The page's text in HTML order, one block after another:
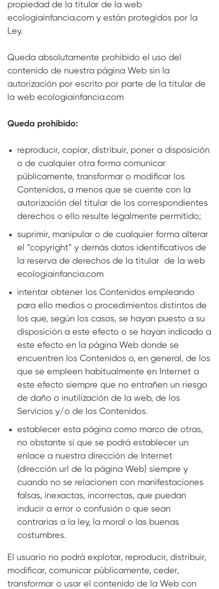
propiedad de la titular de la web
ecologiainfancia.com y están protegidos por la
Ley.
Queda absolutamente prohibido el uso del
contenido de nuestra página Web sin la
autorización por escrito por parte de la titular de
la web ecologiainfancia.com
Queda prohibido:
reproducir, copiar, distribuir, poner a disposición
o de cualquier otra forma comunicar
públicamente, transformar o modificar los
Contenidos, a menos que se cuente con la
autorización del titular de los correspondientes
derechos o ello resulte legalmente permitido;
suprimir, manipular o de cualquier forma alterar
el “copyright” y demás datos identificativos de
la reserva de derechos de la titular de la web
ecologiainfancia.com
intentar obtener los Contenidos empleando
para ello medios o procedimientos distintos de
los que, según los casos, se hayan puesto a su
disposición a este efecto o se hayan indicado a
este efecto en la página Web donde se
encuentren los Contenidos o, en general, de los
que se empleen habitualmente en Internet a
este efecto siempre que no entrañen un riesgo
de daño o inutilización de la web, de los
Servicios y/o de los Contenidos.
establecer esta página como marco de otras,
no obstante sí que se podrá establecer un
enlace a nuestra dirección de Internet
(dirección url de la página Web) siempre y
cuando no se relacionen con manifestaciones
falsas, inexactas, incorrectas, que puedan
inducir a error o confusión o que sean
contrarias a la ley, la moral o las buenas
costumbres.
El usuario no podrá explotar, reproducir, distribuir,
modificar, comunicar públicamente, ceder,
transformar o usar el contenido de la Web con